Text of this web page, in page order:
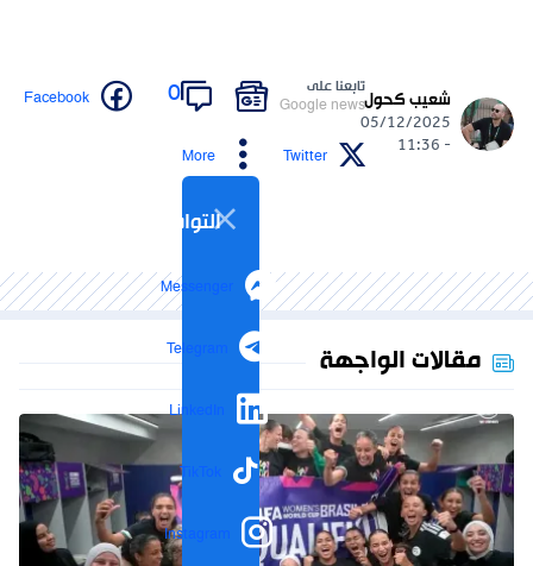
شعيب كحول
05/12/2025
- 11:36
تابعنا على
Google news
0
Facebook
Twitter
More
التواصل الاجتماعي
Messenger
Telegram
LinkedIn
TikTok
Instagram
مقالات الواجهة